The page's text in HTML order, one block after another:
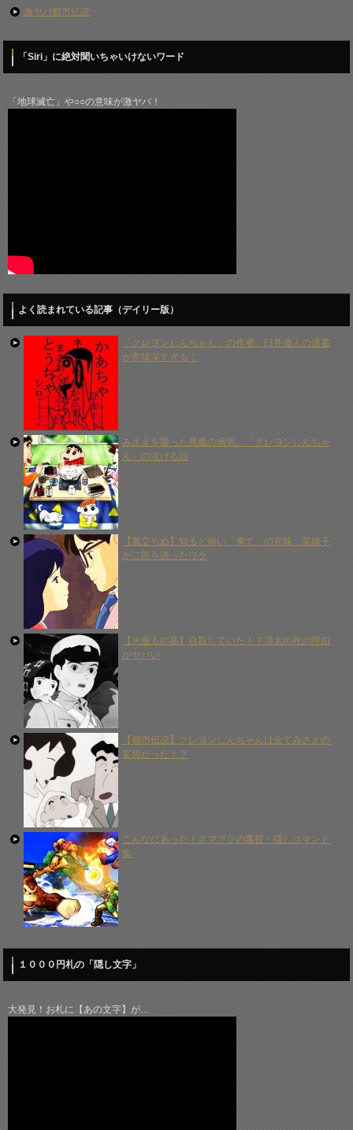
激ヤバ都市伝説
「Siri」に絶対聞いちゃいけないワード
「地球滅亡」や○○の意味が激ヤバ！
よく読まれている記事（デイリー版）
「クレヨンしんちゃん」の作者、臼井儀人の遺書
が意味深すぎる！
みさえを襲った悪魔の病気…「クレヨンしんちゃ
ん」の泣ける話
【風立ちぬ】知ると怖い「来て」の意味…菜穂子
が二郎を誘ったワケ
【火垂るの墓】自殺していた！？清太の死の理由
がヤバい
【都市伝説】クレヨンしんちゃんは全てみさえの
妄想だった！？
こんなにあった！スマブラの裏技・隠しコマンド
集
１０００円札の「隠し文字」
大発見！お札に【あの文字】が…